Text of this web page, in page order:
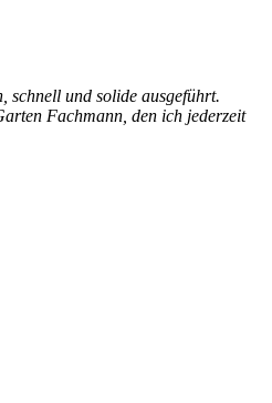
schnell und solide ausgeführt.
Fachmann, den ich jederzeit